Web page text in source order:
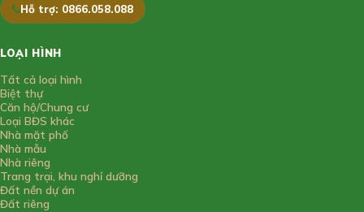
Hỗ trợ: 0866.058.088
LOẠI HÌNH
Tất cả loại hình
Biệt thự
Căn hộ/Chung cư
Loại BĐS khác
Nhà mặt phố
Nhà mẫu
Nhà riêng
Trang trại, khu nghỉ dưỡng
Đất nền dự án
Đất riêng